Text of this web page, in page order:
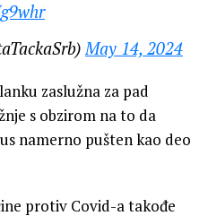
May 14, 2024
zaslužna za pad
s obzirom na to da
namerno pušten kao deo
protiv Covid-a takođe